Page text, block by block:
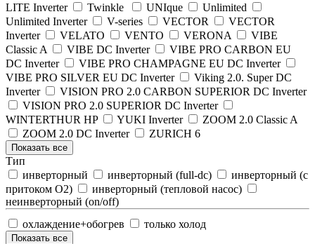
LITE Inverter
Twinkle UNIque
Unlimited
Unlimited Inverter
V-series VECTOR
VECTOR
Inverter
VELATO VENTO VERONA
VIBE
Classic A
VIBE DC Inverter
VIBE PRO CARBON EU
DC Inverter
VIBE PRO CHAMPAGNE EU DC Inverter
VIBE PRO SILVER EU DC Inverter
Viking 2.0. Super DC
Inverter
VISION PRO 2.0 CARBON SUPERIOR DC Inverter
VISION PRO 2.0 SUPERIOR DC Inverter
WINTERTHUR HP
YUKI Inverter
ZOOM 2.0 Classic A
ZOOM 2.0 DC Inverter
ZURICH 6
Показать все
Тип
инверторный
инверторный (full-dc)
инверторный (с
притоком О2)
инверторный (тепловой насос)
неинверторный (on/off)
охлаждение+обогрев
только холод
Показать все